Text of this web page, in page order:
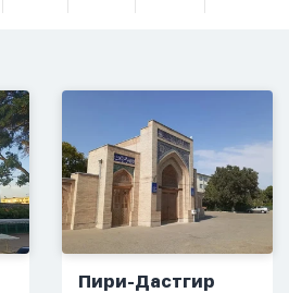
Пири-Дастгир